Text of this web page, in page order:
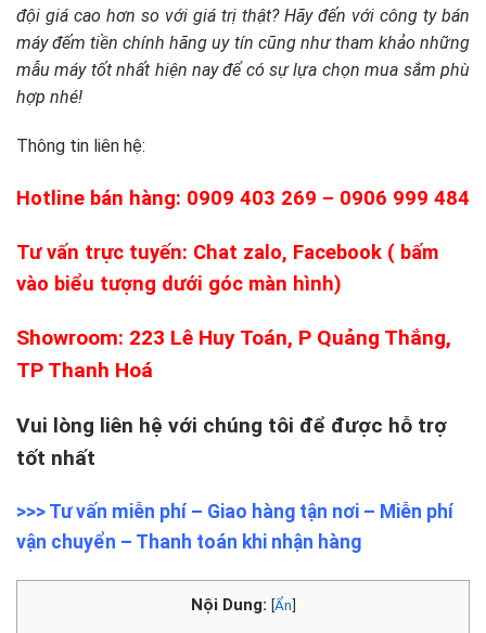
đội giá cao hơn so với giá trị thật? Hãy đến với công ty bán
máy đếm tiền chính hãng uy tín cũng như tham khảo những
mẫu máy tốt nhất hiện nay để có sự lựa chọn mua sắm phù
hợp nhé!
Thông tin liên hệ:
Hotline bán hàng: 0909 403 269 – 0906 999 484
Tư vấn trực tuyến: Chat zalo, Facebook ( bấm
vào biểu tượng dưới góc màn hình)
Showroom: 223 Lê Huy Toán, P Quảng Thắng,
TP Thanh Hoá
Vui lòng liên hệ với chúng tôi để được hỗ trợ
tốt nhất
>>> Tư vấn miễn phí – Giao hàng tận nơi – Miễn phí
vận chuyển – Thanh toán khi nhận hàng
Nội Dung: [Ẩn]